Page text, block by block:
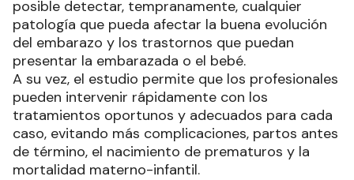
posible detectar, tempranamente, cualquier
patología que pueda afectar la buena evolución
del embarazo y los trastornos que puedan
presentar la embarazada o el bebé.
A su vez, el estudio permite que los profesionales
pueden intervenir rápidamente con los
tratamientos oportunos y adecuados para cada
caso, evitando más complicaciones, partos antes
de término, el nacimiento de prematuros y la
mortalidad materno-infantil.